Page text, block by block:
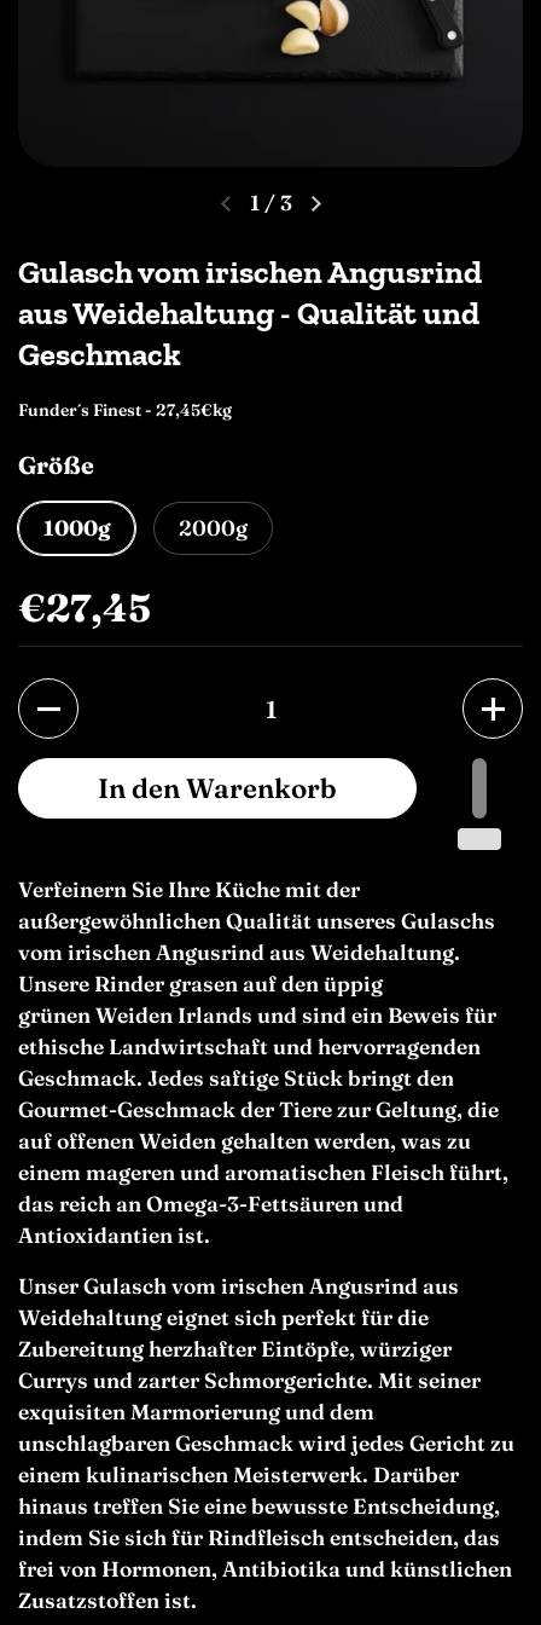
1 /3
Gulasch vom irischen Angusrind
aus Weidehaltung - Qualität und
Geschmack
Funder´s Finest - 27,45€kg
Größe
1000g 2000g
€27,45
Anzahl
In den Warenkorb
Verfeinern Sie Ihre Küche mit der
außergewöhnlichen Qualität unseres Gulaschs
vom irischen Angusrind aus Weidehaltung.
Unsere Rinder grasen auf den üppig
grünen Weiden Irlands und sind ein Beweis für
ethische Landwirtschaft und hervorragenden
Geschmack. Jedes saftige Stück bringt den
Gourmet-Geschmack der Tiere zur Geltung, die
auf offenen Weiden gehalten werden, was zu
einem mageren und aromatischen Fleisch führt,
das reich an Omega-3-Fettsäuren und
Antioxidantien ist.
UnserGulasch vom irischen Angusrind aus
Weidehaltung eignet sich perfekt für die
Zubereitung herzhafter Eintöpfe, würziger
Currys und zarter Schmorgerichte. Mit seiner
exquisiten Marmorierung und dem
unschlagbaren Geschmack wird jedes Gericht zu
einem kulinarischen Meisterwerk. Darüber
hinaus treffen Sie eine bewusste Entscheidung,
indem Sie sich für Rindfleisch entscheiden, das
frei von Hormonen, Antibiotika und künstlichen
Zusatzstoffen ist.